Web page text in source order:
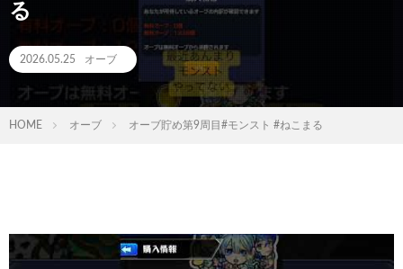
る
2026.05.25 オーブ
HOME オーブ オーブ貯め第9周目#モンスト #ねこまる